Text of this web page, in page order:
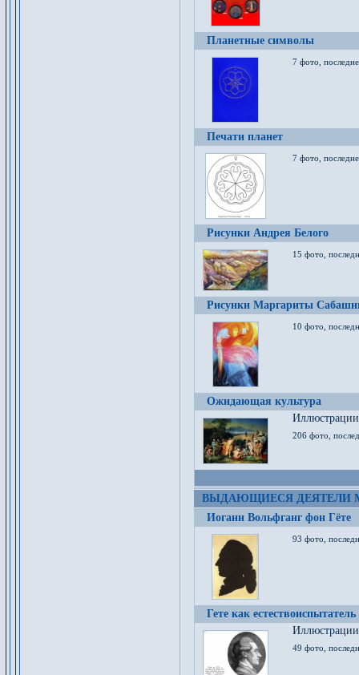
Планетные символы
7 фото,
Печати планет
7 фото,
Рисунки Андрея Белого
15 фото,
Рисунки Маргариты
10 фото,
Ожидающая культура
206 фото,
ВЫДАЮЩИЕСЯ ДЕЯТЕЛИ
Иоганн Вольфганг фон Гёте
93 фото,
Гете как естествоиспытатель
49 фото,